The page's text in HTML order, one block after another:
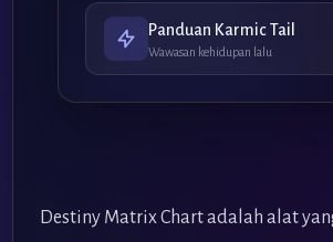
Panduan Karmic Tail
Wawasan kehidupan lalu
Destiny Matrix Chart adalah alat